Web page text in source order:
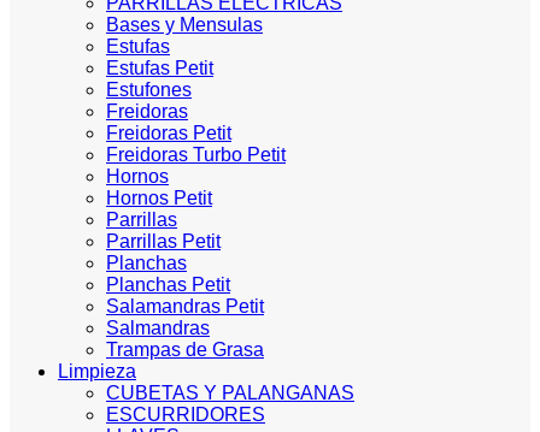
Bases y Mensulas
Estufas
Estufas Petit
Estufones
Freidoras
Freidoras Petit
Freidoras Turbo Petit
Hornos
Hornos Petit
Parrillas
Parrillas Petit
Planchas
Planchas Petit
Salamandras Petit
Salmandras
Trampas de Grasa
Limpieza
CUBETAS Y PALANGANAS
ESCURRIDORES